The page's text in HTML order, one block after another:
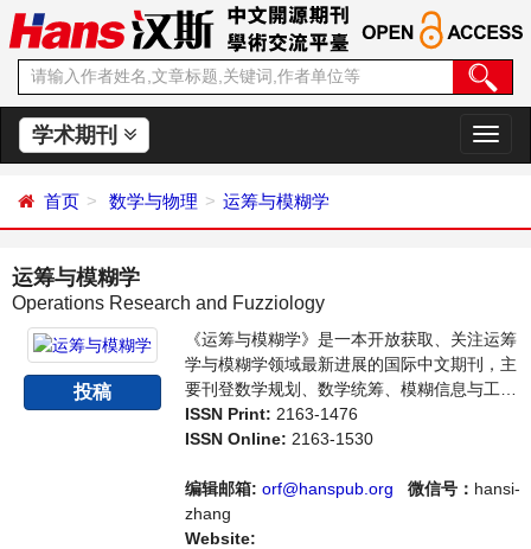
学术期刊
切
换
首页 数学与物理 运筹与模糊学
运筹与模糊学
Operations Research and Fuzziology
投稿
《运筹与模糊学》是一本开放获取、关注运筹
学与模糊学领域最新进展的国际中文期刊，主
要刊登数学规划、数学统筹、模糊信息与工
程、模糊管理学相关内容的学术论文和成果评
述。本刊支持思想创新、学术创新，倡导科
在给世界范围内的科学家、学者、科研人员提
供一个传播、分享和讨论运筹与模糊学领域内
不同方向问题与发展的交流平台。
ISSN Print: 2163-1476
ISSN Online: 2163-1530
编辑邮箱: orf@hanspub.org 微信号： hansi-
zhang
Website: